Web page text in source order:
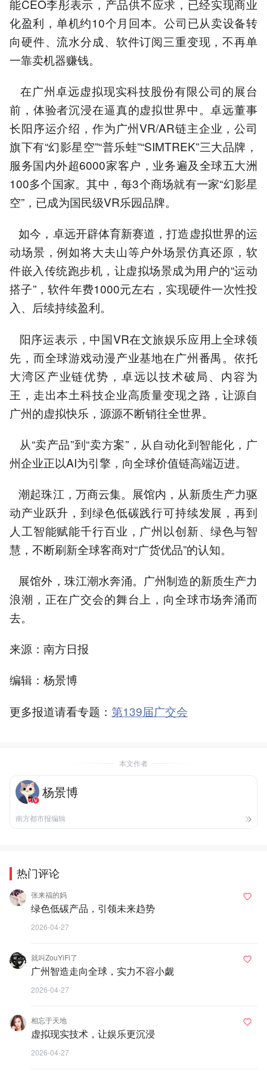
能CEO李彤表示，产品供不应求，已经实现商业
化盈利，单机约10个月回本。公司已从卖设备转
向硬件、流水分成、软件订阅三重变现，不再单
一靠卖机器赚钱。
在广州卓远虚拟现实科技股份有限公司的展台
前，体验者沉浸在逼真的虚拟世界中。卓远董事
长阳序运介绍，作为广州VR/AR链主企业，公司
旗下有“幻影星空”“普乐蛙”“SIMTREK”三大品牌，
服务国内外超6000家客户，业务遍及全球五大洲
100多个国家。其中，每3个商场就有一家“幻影星
空”，已成为国民级VR乐园品牌。
如今，卓远开辟体育新赛道，打造虚拟世界的运
动场景，例如将大夫山等户外场景仿真还原，软
件嵌入传统跑步机，让虚拟场景成为用户的“运动
搭子”，软件年费1000元左右，实现硬件一次性投
入、后续持续盈利。
阳序运表示，中国VR在文旅娱乐应用上全球领
先，而全球游戏动漫产业基地在广州番禺。依托
大湾区产业链优势，卓远以技术破局、内容为
王，走出本土科技企业高质量变现之路，让源自
广州的虚拟快乐，源源不断销往全世界。
从“卖产品”到“卖方案”，从自动化到智能化，广
州企业正以AI为引擎，向全球价值链高端迈进。
潮起珠江，万商云集。展馆内，从新质生产力驱
动产业跃升，到绿色低碳践行可持续发展，再到
人工智能赋能千行百业，广州以创新、绿色与智
慧，不断刷新全球客商对“广货优品”的认知。
展馆外，珠江潮水奔涌。广州制造的新质生产力
浪潮，正在广交会的舞台上，向全球市场奔涌而
去。
来源：南方日报
编辑：杨景博
更多报道请看专题： 第139届广交会
本文作者
杨景博
南方都市报编辑
热门评论
张来福的妈
绿色低碳产品，引领未来趋势
2026-04-27
就叫ZouYiFi了
广州智造走向全球，实力不容小觑
2026-04-27
相忘于天地
虚拟现实技术，让娱乐更沉浸
2026-04-27